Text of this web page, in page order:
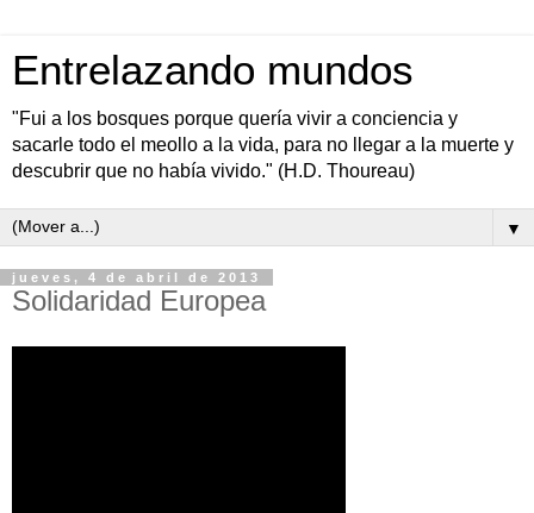
Entrelazando mundos
"Fui a los bosques porque quería vivir a conciencia y
sacarle todo el meollo a la vida, para no llegar a la muerte y
descubrir que no había vivido." (H.D. Thoureau)
▼
jueves, 4 de abril de 2013
Solidaridad Europea